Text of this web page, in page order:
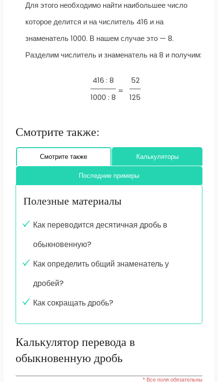
Для этого необходимо найти наибольшее число
которое делится и на числитель 416 и на
знаменатель 1000. В нашем случае это — 8.
Разделим числитель и знаменатель на 8 и получим:
416 : 8
1000 : 8
=
52
125
Смотрите также:
Смотрите также Калькуляторы
Последние примеры
Полезные материалы
Как переводится десятичная дробь в
обыкновенную?
Как определить общий знаменатель у
дробей?
Как сокращать дробь?
Калькулятор перевода в
обыкновенную дробь
* Все поля обязательны